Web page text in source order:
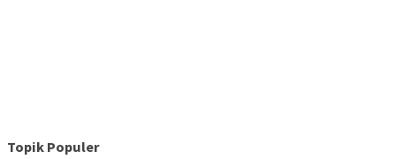
Topik Populer